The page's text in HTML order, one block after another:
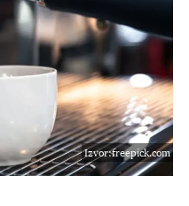
Izvor:freepick.com